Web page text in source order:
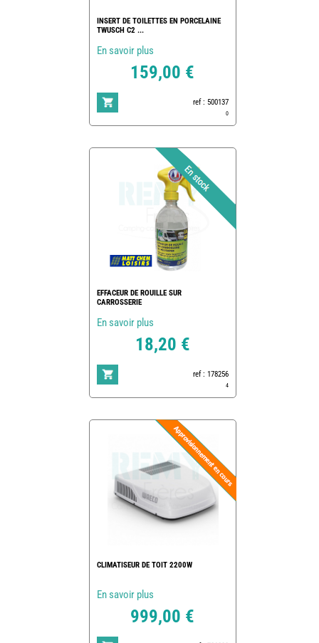
INSERT DE TOILETTES EN PORCELAINE
TWUSCH C2 ...
En savoir plus
159,00 €
ref : 500137
0
EFFACEUR DE ROUILLE SUR
CARROSSERIE
En savoir plus
18,20 €
ref : 178256
4
CLIMATISEUR DE TOIT 2200W
En savoir plus
999,00 €